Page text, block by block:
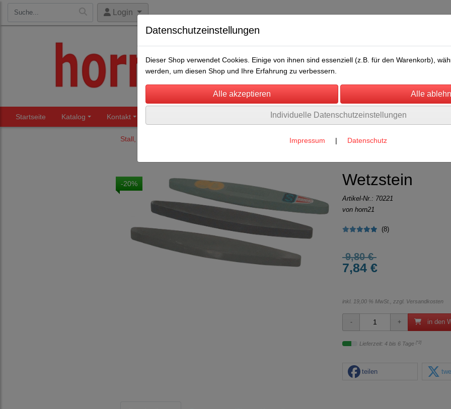
Login
Startseite Katalog Kontakt Über uns Umwelt Rechtliches
Stall, Hof und Scheune
-20% Wetzstein
Artikel-Nr.: 70221
von horn21
(8)
9,80 €
7,84 €
inkl. 19,00 % MwSt., zzgl. Versandkosten
in den
Lieferzeit: 4 bis 6 Tage [*2]
teilen
Datenschutzeinstellungen
Dieser Shop verwendet Cookies. Einige von ihnen sind essenziell (z.B. für den Warenkorb),
werden, um diesen Shop und Ihre Erfahrung zu verbessern.
Individuelle Datenschutzeinstellungen
Impressum | Datenschutz